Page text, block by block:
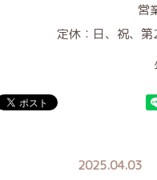
営
定休：日、祝、第
2025.04.03